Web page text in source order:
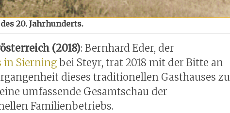
20. Jahrhunderts.
(2018): Bernhard Eder, der
in Sierning bei Steyr, trat 2018 mit der Bitte an
dieses traditionellen Gasthauses zu
umfassende Gesamtschau der
Familienbetriebs.